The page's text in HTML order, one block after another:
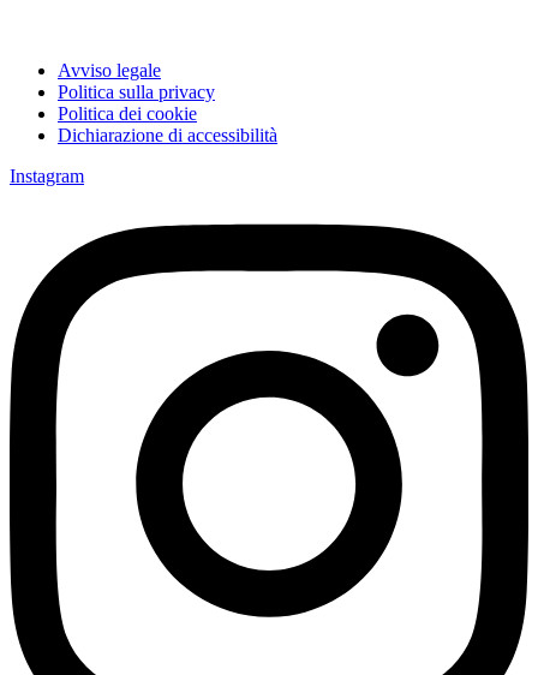
Avviso legale
Politica sulla privacy
Politica dei cookie
Dichiarazione di accessibilità
Instagram